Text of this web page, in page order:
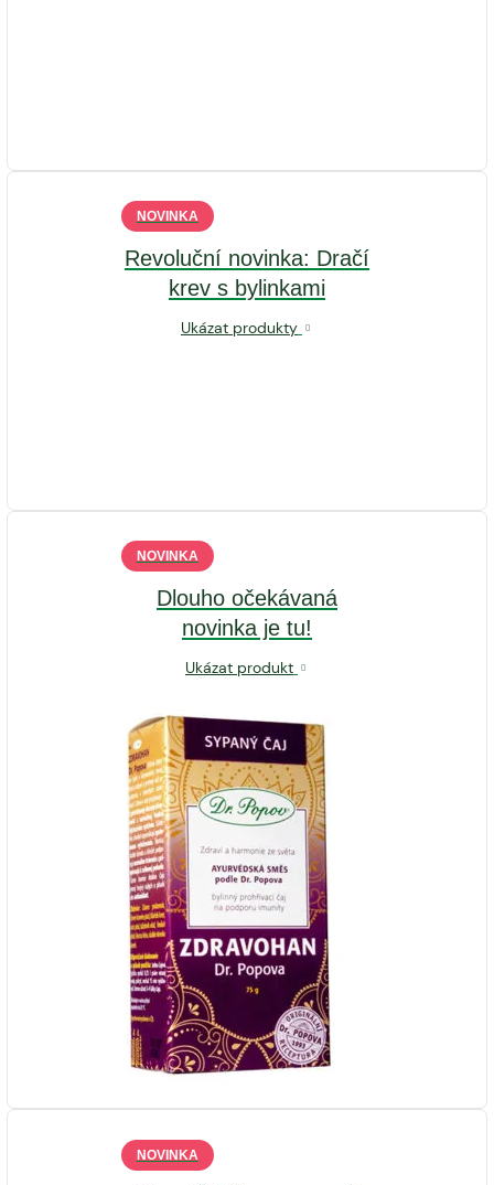
NOVINKA
Revoluční novinka: Dračí
krev s bylinkami
Ukázat produkty
NOVINKA
Dlouho očekávaná
novinka je tu!
Ukázat produkt
NOVINKA